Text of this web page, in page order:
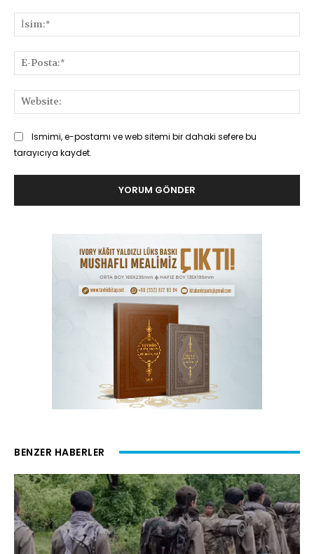
Ismimi, e-postamı ve web sitemi bir dahaki sefere bu
tarayıcıya kaydet.
BENZER HABERLER